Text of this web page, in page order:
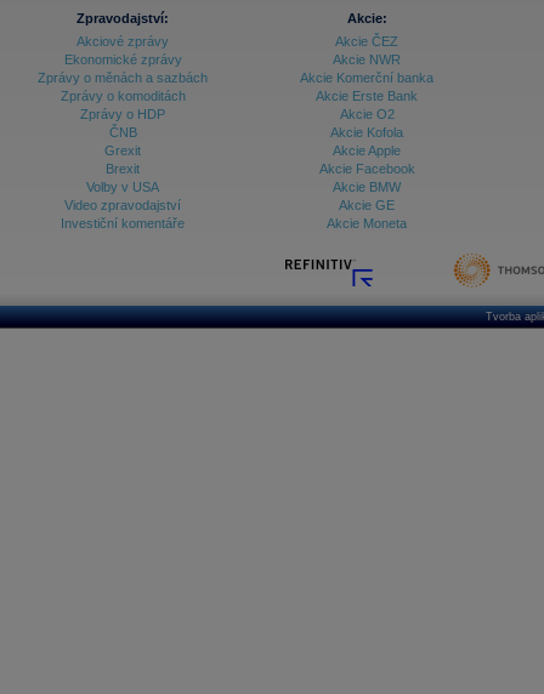
Zpravodajství:
Akciové zprávy
Ekonomické zprávy
Zprávy o měnách a sazbách
Zprávy o komoditách
Zprávy o HDP
ČNB
Grexit
Brexit
Volby v USA
Video zpravodajství
Investiční komentáře
Akcie:
Akcie ČEZ
Akcie NWR
Akcie Komerční banka
Akcie Erste Bank
Akcie O2
Akcie Kofola
Akcie Apple
Akcie Facebook
Akcie BMW
Akcie GE
Akcie Moneta
Tvorba